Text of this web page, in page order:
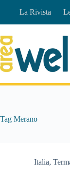
La Rivista
Tag Merano
Italia,